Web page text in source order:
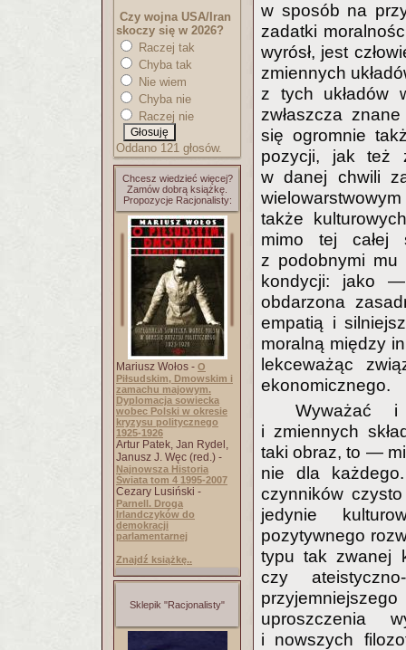
Czy wojna USA/Iran
skoczy się w 2026?
Raczej tak
Chyba tak
Nie wiem
Chyba nie
Raczej nie
Oddano 121 głosów.
Chcesz wiedzieć więcej?
Zamów dobrą książkę.
Propozycje Racjonalisty:
Mariusz Wołos - O
Piłsudskim, Dmowskim i
zamachu majowym.
Dyplomacja sowiecka
wobec Polski w okresie
kryzysu politycznego
1925-1926
Artur Patek, Jan Rydel,
Janusz J. Węc (red.) -
Najnowsza Historia
Świata tom 4 1995-2007
Cezary Lusiński -
Parnell. Droga
Irlandczyków do
demokracji
parlamentarnej
Znajdź książkę..
Sklepik "Racjonalisty"
w sposób na
zadatki
wyrósł, jest
zmiennych
z tych
zwłaszcza
się ogromnie
pozycji, jak też
w danej chwili
także
mimo tej całej
z podobnymi mu
kondycji: jako
obdarzona
empatią i
moralną między
lekceważąc
ekonomicznego.
Wyważać i
i zmiennych
taki obraz, to —
nie dla
czynników
jedynie
pozytywnego
typu tak zwanej
czy
uproszczenia
i nowszych